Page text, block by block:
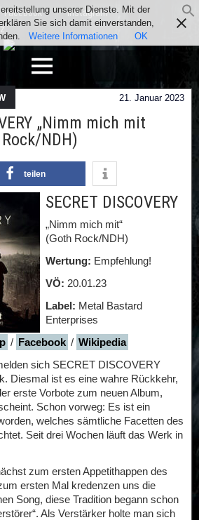
Facebook
Instagram
21. Januar 2023
„Nimm mich mit
NDH)
teilen
SECRET DISCOVERY
„Nimm mich mit“
(Goth Rock/NDH)
Wertung: Empfehlung!
VÖ: 20.01.23
Label: Metal Bastard
Enterprises
/ Facebook / Wikipedia
sich SECRET DISCOVERY
Diesmal ist es eine wahre Rückkehr,
erste Vorbote zum neuen Album,
Schon vorweg: Es ist ein
welches sämtliche Facetten des
Seit drei Wochen läuft das Werk in
zum ersten Appetithappen des
ersten Mal kredenzen uns die
Song, diese Tradition begann schon
Als Verstärker holte man sich
unserer Dienste. Mit der
Sie sich damit einverstanden,
Weitere Informationen OK